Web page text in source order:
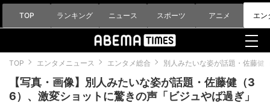
TOP ランキング ニュース スポーツ アニメ エン
TOP エンタメニュース エンタメ総合 別人みたいな姿が話題・佐藤健
【写真・画像】別人みたいな姿が話題・佐藤健（3
6）、激変ショットに驚きの声「ビジュやば過ぎ」